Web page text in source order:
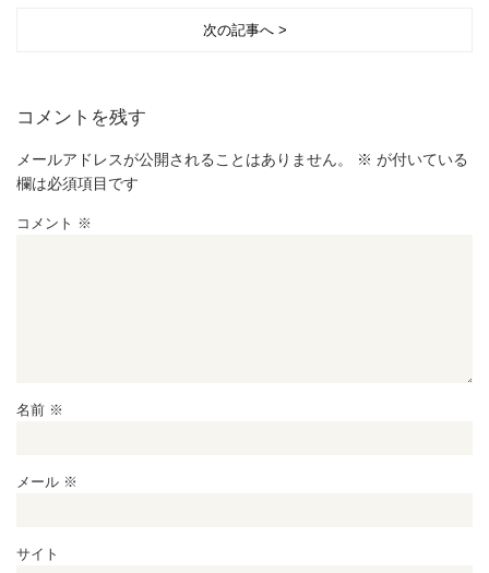
次の記事へ >
コメントを残す
メールアドレスが公開されることはありません。 ※ が付いている
欄は必須項目です
コメント ※
名前 ※
メール ※
サイト